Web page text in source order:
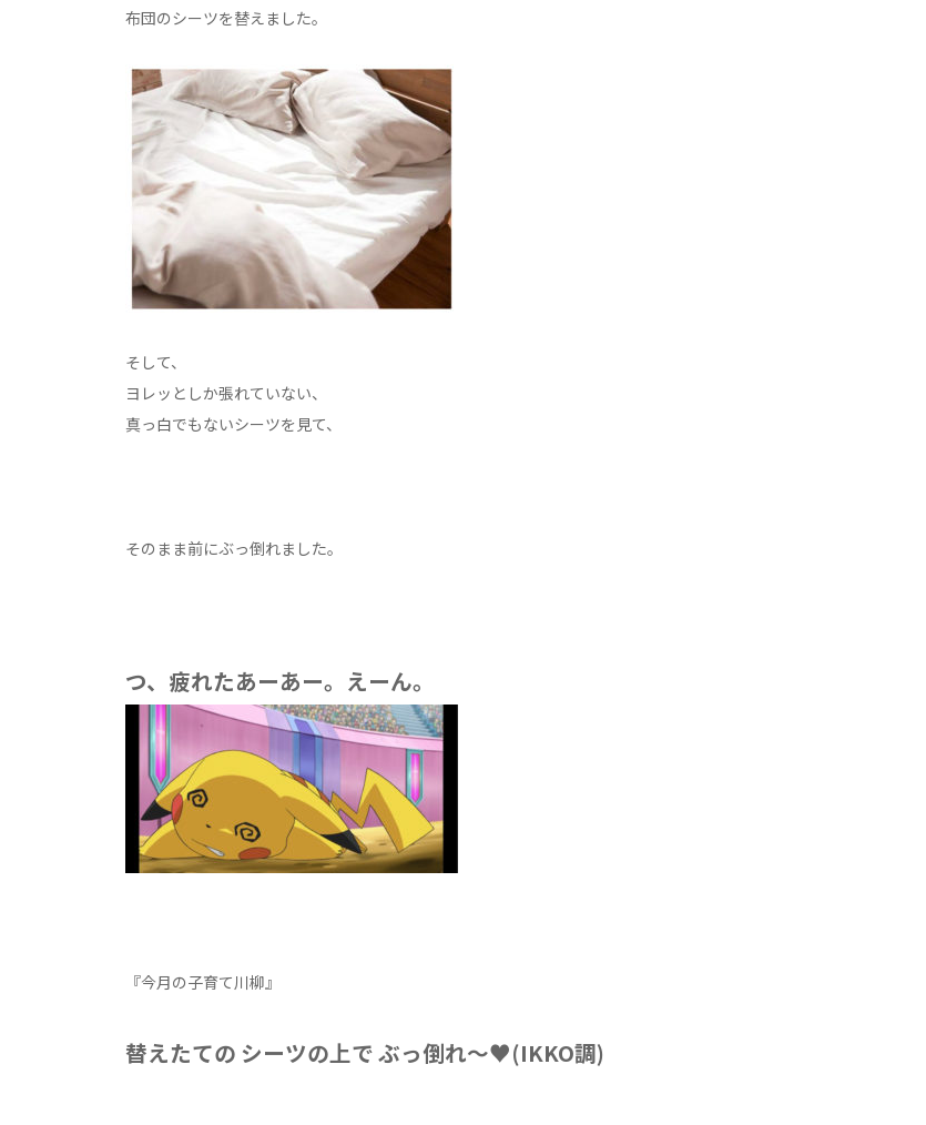
布団のシーツを替えました。
そして、
ヨレッとしか張れていない、
真っ白でもないシーツを見て、
そのまま前にぶっ倒れました。
つ、疲れたあーあー。えーん。
『今月の子育て川柳』
替えたての シーツの上で ぶっ倒れ〜♥(IKKO調)